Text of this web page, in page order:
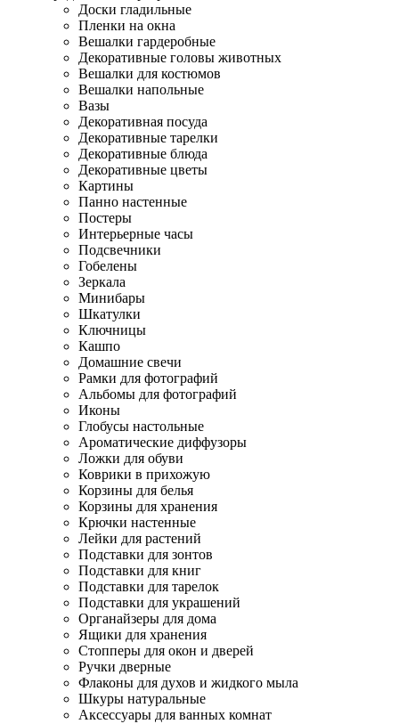
Доски гладильные
Пленки на окна
Вешалки гардеробные
Декоративные головы животных
Вешалки для костюмов
Вешалки напольные
Вазы
Декоративная посуда
Декоративные тарелки
Декоративные блюда
Декоративные цветы
Картины
Панно настенные
Постеры
Интерьерные часы
Подсвечники
Гобелены
Зеркала
Минибары
Шкатулки
Ключницы
Кашпо
Домашние свечи
Рамки для фотографий
Альбомы для фотографий
Иконы
Глобусы настольные
Ароматические диффузоры
Ложки для обуви
Коврики в прихожую
Корзины для белья
Корзины для хранения
Крючки настенные
Лейки для растений
Подставки для зонтов
Подставки для книг
Подставки для тарелок
Подставки для украшений
Органайзеры для дома
Ящики для хранения
Стопперы для окон и дверей
Ручки дверные
Флаконы для духов и жидкого мыла
Шкуры натуральные
Аксессуары для ванных комнат